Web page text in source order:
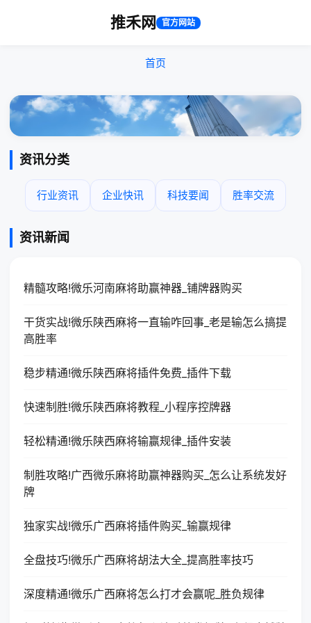
推禾网 官方网站
首页
资讯分类
行业资讯 企业快讯 科技要闻 胜率交流
资讯新闻
精髓攻略!微乐河南麻将助赢神器_铺牌器购买
干货实战!微乐陕西麻将一直输咋回事_老是输怎么搞提
高胜率
稳步精通!微乐陕西麻将插件免费_插件下载
快速制胜!微乐陕西麻将教程_小程序控牌器
轻松精通!微乐陕西麻将输赢规律_插件安装
制胜攻略!广西微乐麻将助赢神器购买_怎么让系统发好
牌
独家实战!微乐广西麻将插件购买_输赢规律
全盘技巧!微乐广西麻将胡法大全_提高胜率技巧
深度精通!微乐广西麻将怎么打才会赢呢_胜负规律